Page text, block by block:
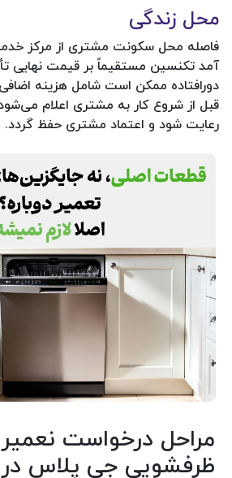
محل زندگی
فاصله محل سکونت مشتری از مرکز
آمد تکنسین مستقیماً بر قیمت نهایی
دورافتاده ممکن است شامل هزینه
قبل از شروع کار به مشتری اعلام
رعایت شود و اعتماد مشتری حفظ گردد.
مراحل درخواست
ظرفشویی جی پلاس